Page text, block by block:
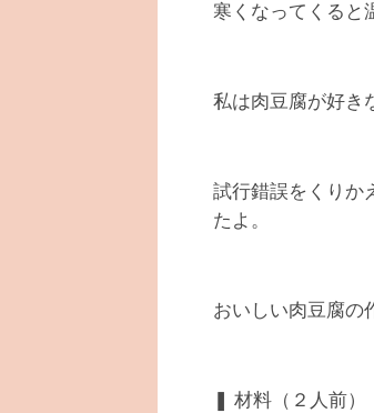
寒くなってくると
私は肉豆腐が好き
試行錯誤をくりか
たよ。
おいしい肉豆腐の
❚ 材料（２人前）